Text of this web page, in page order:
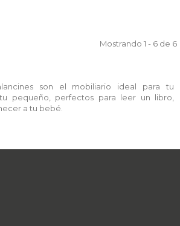
Mostrando 1 - 6 de 6
son el mobiliario ideal para tu
pequeño, perfectos para leer un libro,
a tu bebé.